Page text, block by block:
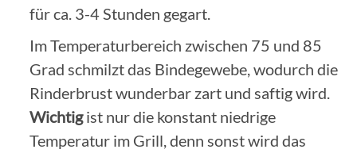
für ca. 3-4 Stunden gegart.
Im Temperaturbereich zwischen 75 und 85
Grad schmilzt das Bindegewebe, wodurch die
Rinderbrust wunderbar zart und saftig wird.
Wichtigist nur die konstant niedrige
Temperatur im Grill, denn sonst wird das